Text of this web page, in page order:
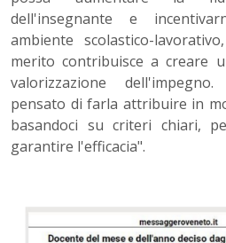
dell'insegnante e
ambiente scolastico-
merito contribuisce a creare
valorizzazione
pensato di farla attribuire in
basandoci su criteri chiari,
garantire l'efficacia".